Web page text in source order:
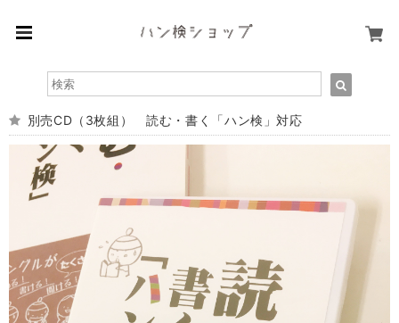
別売CD（3枚組） 読む・書く「ハン検」対応